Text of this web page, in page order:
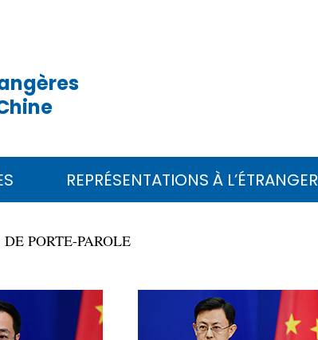
REPRÉSENTATIONS À L’ÉTRANGER
PORTE-PAROLE